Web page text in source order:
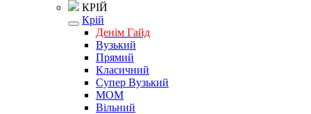
КРІЙ
Крій
Денім Гайд
Вузький
Прямий
Класичний
Супер Вузький
MOM
Вільний